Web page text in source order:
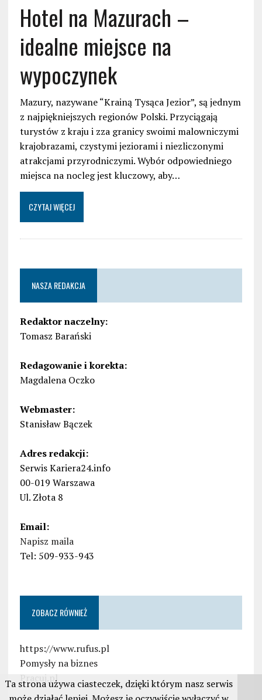
Hotel na Mazurach –
idealne miejsce na
wypoczynek
Mazury, nazywane “Krainą Tysąca Jezior”, są jednym
z najpiękniejszych regionów Polski. Przyciągają
turystów z kraju i zza granicy swoimi malowniczymi
krajobrazami, czystymi jeziorami i niezliczonymi
atrakcjami przyrodniczymi. Wybór odpowiedniego
miejsca na nocleg jest kluczowy, aby…
CZYTAJ WIĘCEJ
NASZA REDAKCJA
Redaktor naczelny:
Tomasz Barański
Redagowanie i korekta:
Magdalena Oczko
Webmaster:
Stanisław Bączek
Adres redakcji:
Serwis Kariera24.info
00-019 Warszawa
Ul. Złota 8
Email:
Napisz maila
Tel: 509-933-943
ZOBACZ RÓWNIEŻ
https://www.rufus.pl
Pomysły na biznes
Pracuj.pl
Ta strona używa ciasteczek, dzięki którym nasz serwis